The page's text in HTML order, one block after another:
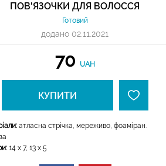
ПОВ'ЯЗОЧКИ ДЛЯ ВОЛОССЯ
Готовий
додано 02.11.2021
70 UAH
КУПИТИ
атласна стрічка, мереживо, фоаміран.
14 х 7, 13 х 5